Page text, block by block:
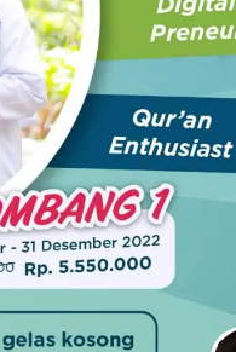
Mbok Sarmi,
tersendiri. Ada
turun
tak tahu untuk